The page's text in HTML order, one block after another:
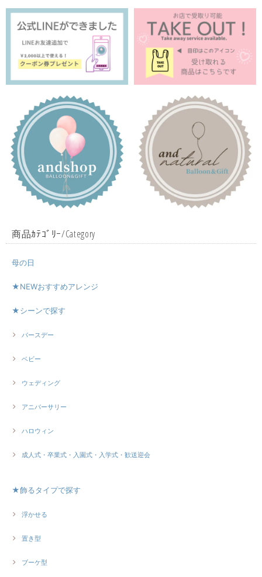
商品ｶﾃｺﾞﾘｰ/Category
母の日
★NEWおすすめアレンジ
★シーンで探す
バースデー
ベビー
ウェディング
アニバーサリー
ハロウィン
成人式・卒業式・入園式・入学式・歓送迎会
★飾るタイプで探す
浮かせる
置き型
ブーケ型